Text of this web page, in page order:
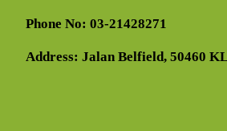
Phone No: 03-21428271
Address: Jalan Belfield, 50460